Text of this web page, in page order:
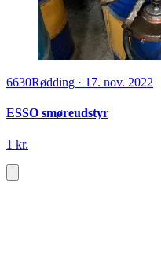
6630Rødding · 17. nov. 2022
ESSO smøreudstyr
1 kr.